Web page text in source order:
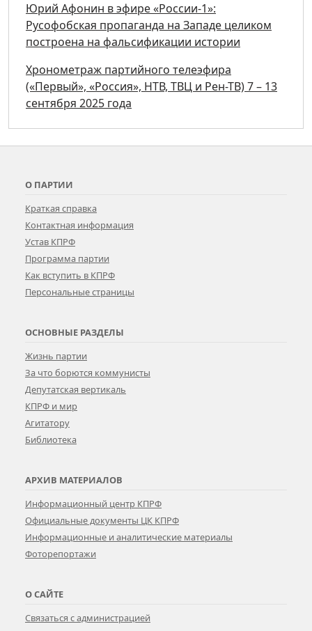
Юрий Афонин в эфире «России-1»:
Русофобская пропаганда на Западе целиком
построена на фальсификации истории
Хронометраж партийного телеэфира
(«Первый», «Россия», НТВ, ТВЦ и Рен-ТВ) 7 – 13
сентября 2025 года
О ПАРТИИ
Краткая справка
Контактная информация
Устав КПРФ
Программа партии
Как вступить в КПРФ
Персональные страницы
ОСНОВНЫЕ РАЗДЕЛЫ
Жизнь партии
За что борются коммунисты
Депутатская вертикаль
КПРФ и мир
Агитатору
Библиотека
АРХИВ МАТЕРИАЛОВ
Информационный центр КПРФ
Официальные документы ЦК КПРФ
Информационные и аналитические материалы
Фоторепортажи
О САЙТЕ
Связаться с администрацией